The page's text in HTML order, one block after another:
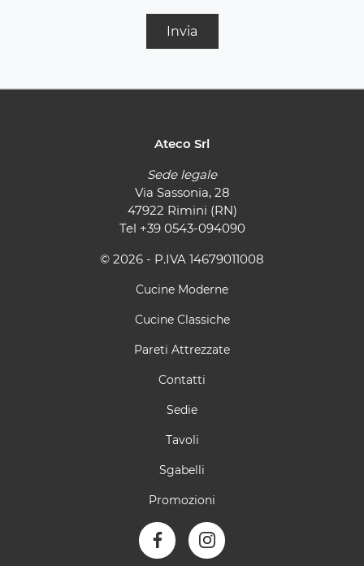
Invia
Ateco Srl
Sede legale
Via Sassonia, 28
47922 Rimini (RN)
Tel +39 0543-094090
© 2026 - P.IVA 14679011008
Cucine Moderne
Cucine Classiche
Pareti Attrezzate
Contatti
Sedie
Tavoli
Sgabelli
Promozioni